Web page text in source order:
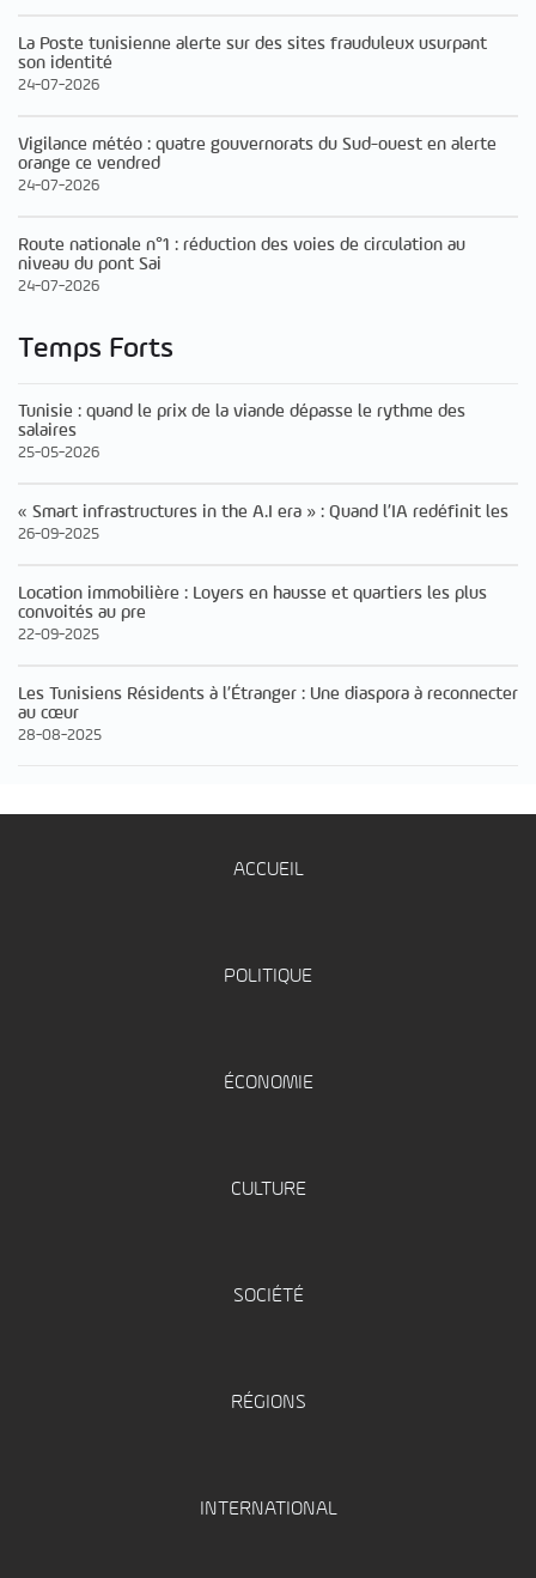
La Poste tunisienne alerte sur des sites frauduleux usurpant
son identité
24-07-2026
Vigilance météo : quatre gouvernorats du Sud-ouest en alerte
orange ce vendred
24-07-2026
Route nationale n°1 : réduction des voies de circulation au
niveau du pont Sai
24-07-2026
Temps Forts
Tunisie : quand le prix de la viande dépasse le rythme des
salaires
25-05-2026
« Smart infrastructures in the A.I era » : Quand l’IA redéfinit les
26-09-2025
Location immobilière : Loyers en hausse et quartiers les plus
convoités au pre
22-09-2025
Les Tunisiens Résidents à l’Étranger : Une diaspora à reconnecter
au cœur
28-08-2025
ACCUEIL
POLITIQUE
ÉCONOMIE
CULTURE
SOCIÉTÉ
RÉGIONS
INTERNATIONAL